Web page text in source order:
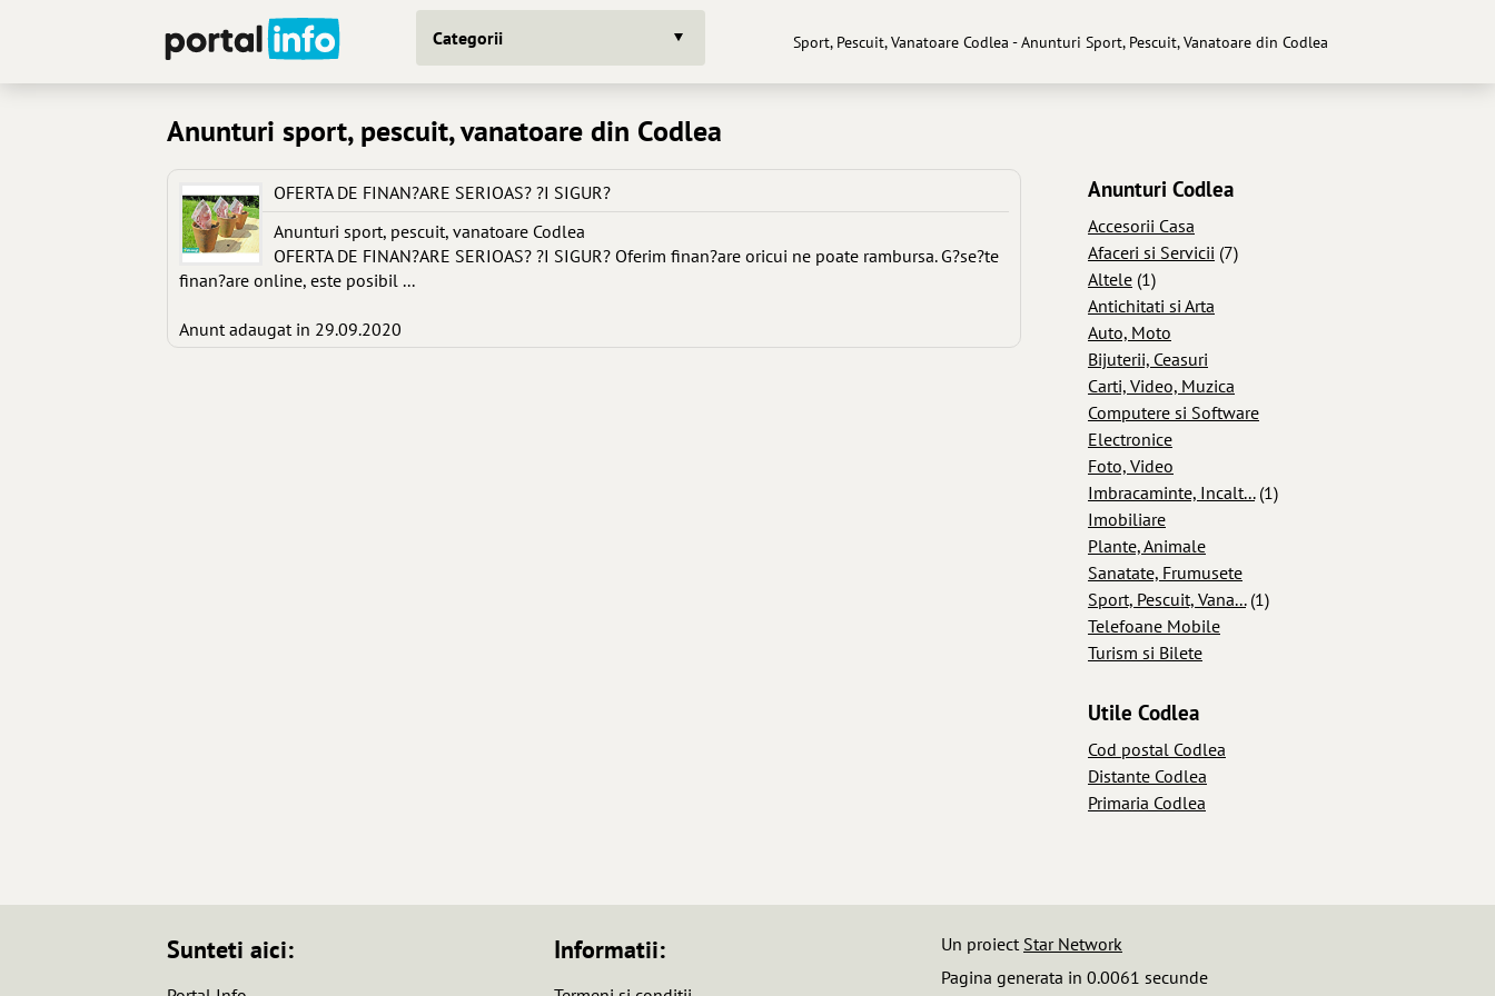
Categorii Sport, Pescuit, Vanatoare Codlea - Anunturi Sport, Pescuit, Vanatoare din Codlea
Anunturi sport, pescuit, vanatoare din Codlea
OFERTA DE FINAN?ARE SERIOAS? ?I SIGUR?
Anunturi sport, pescuit, vanatoare Codlea
OFERTA DE FINAN?ARE SERIOAS? ?I SIGUR? Oferim finan?are oricui ne poate rambursa. G?se?te
finan?are online, este posibil ...
Anunt adaugat in 29.09.2020
Anunturi Codlea
Accesorii Casa
Afaceri si Servicii (7)
Altele (1)
Antichitati si Arta
Auto, Moto
Bijuterii, Ceasuri
Carti, Video, Muzica
Computere si Software
Electronice
Foto, Video
Imbracaminte, Incalt... (1)
Imobiliare
Plante, Animale
Sanatate, Frumusete
Sport, Pescuit, Vana... (1)
Telefoane Mobile
Turism si Bilete
Utile Codlea
Cod postal Codlea
Distante Codlea
Primaria Codlea
Sunteti aici: Informatii: Un proiect Star Network
Pagina generata in 0.0061 secunde